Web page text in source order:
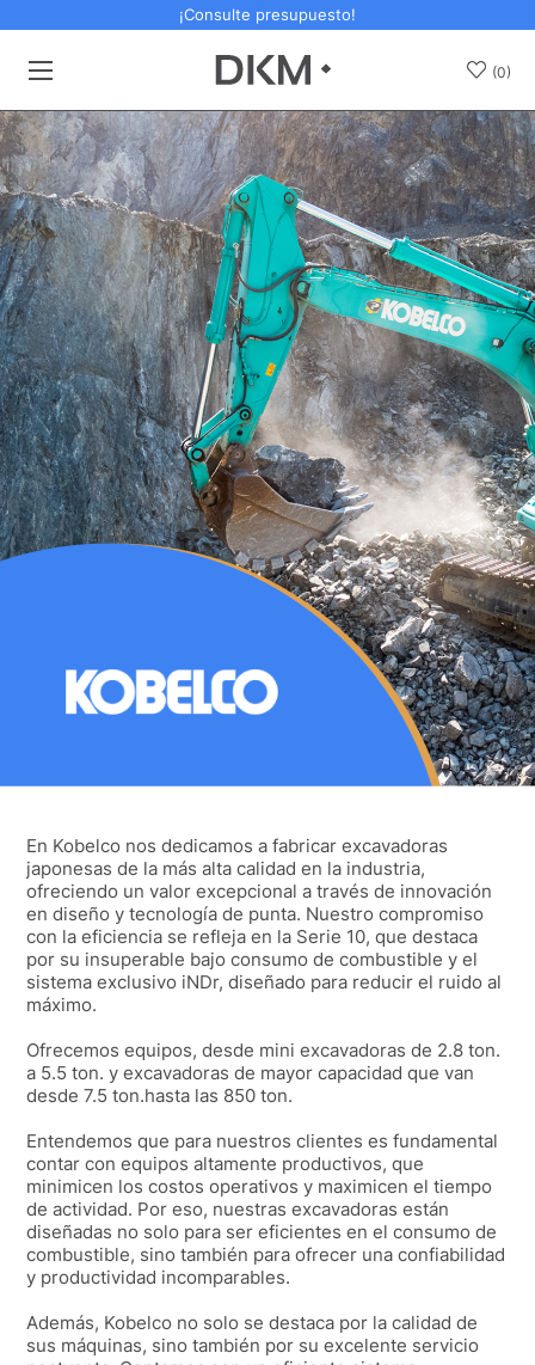
¡Consulte presupuesto!
(0)
En Kobelco nos dedicamos a fabricar excavadoras
japonesas de la más alta calidad en la industria,
ofreciendo un valor excepcional a través de innovación
en diseño y tecnología de punta. Nuestro compromiso
con la eficiencia se refleja en la Serie 10, que destaca
por su insuperable bajo consumo de combustible y el
sistema exclusivo iNDr, diseñado para reducir el ruido al
máximo.
Ofrecemos equipos, desde mini excavadoras de 2.8 ton.
a 5.5 ton. y excavadoras de mayor capacidad que van
desde 7.5 ton.hasta las 850 ton.
Entendemos que para nuestros clientes es fundamental
contar con equipos altamente productivos, que
minimicen los costos operativos y maximicen el tiempo
de actividad. Por eso, nuestras excavadoras están
diseñadas no solo para ser eficientes en el consumo de
combustible, sino también para ofrecer una confiabilidad
y productividad incomparables.
Además, Kobelco no solo se destaca por la calidad de
sus máquinas, sino también por su excelente servicio